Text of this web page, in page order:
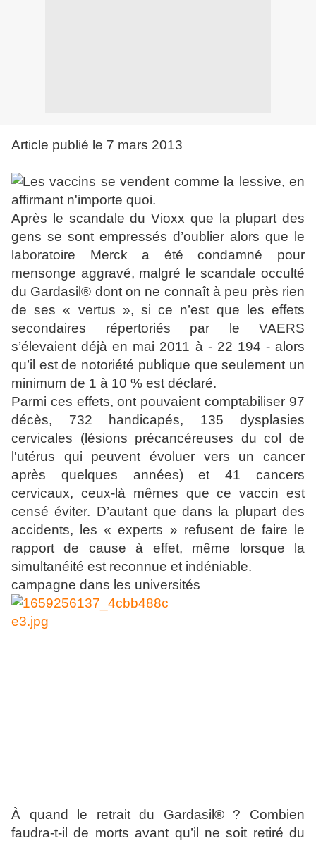
Article publié le 7 mars 2013
Après le scandale du Vioxx que la plupart des
gens se sont empressés d’oublier alors que le
laboratoire Merck a été condamné pour
mensonge aggravé, malgré le scandale occulté
du Gardasil® dont on ne connaît à peu près rien
de ses « vertus », si ce n’est que les effets
secondaires répertoriés par le VAERS
s’élevaient déjà en mai 2011 à - 22 194 - alors
qu’il est de notoriété publique que seulement un
minimum de 1 à 10 % est déclaré.
Parmi ces effets, ont pouvaient comptabiliser 97
décès, 732 handicapés, 135 dysplasies
cervicales (lésions précancéreuses du col de
l'utérus qui peuvent évoluer vers un cancer
après quelques années) et 41 cancers
cervicaux, ceux-là mêmes que ce vaccin est
censé éviter. D’autant que dans la plupart des
accidents, les « experts » refusent de faire le
rapport de cause à effet, même lorsque la
simultanéité est reconnue et indéniable.
campagne dans les universités
À quand le retrait du Gardasil® ? Combien
faudra-t-il de morts avant qu’il ne soit retiré du